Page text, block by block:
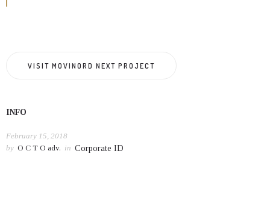
VISIT MOVINORD NEXT PROJECT
INFO
February 15, 2018
by O C T O adv. in Corporate ID